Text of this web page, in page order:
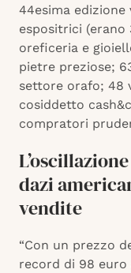
44esima
espositrici (erano
oreficeria e
pietre preziose;
settore orafo; 48
cosiddetto
compratori
dazi
vendite
“Con un prezzo
record di 98 euro